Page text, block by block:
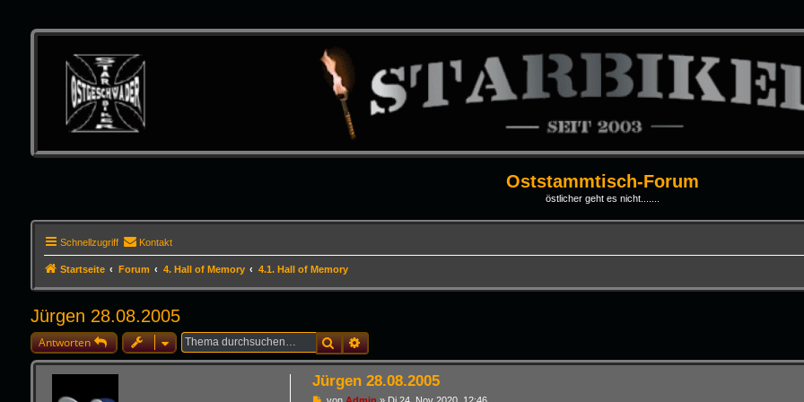
Oststammtisch-Forum
östlicher geht es nicht.......
Schnellzugriff Kontakt
Startseite Forum 4. Hall of Memory 4.1. Hall of Memory
Jürgen 28.08.2005
Antworten SucheErweiterte Suche
Jürgen 28.08.2005
B